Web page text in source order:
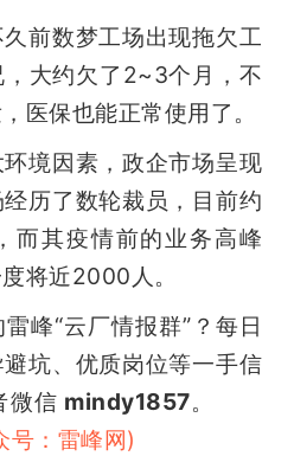
前数梦工场出现拖欠工
大约欠了2~3个月，不
医保也能正常使用了。
境因素，政企市场呈现
历了数轮裁员，目前约
而其疫情前的业务高峰
将近2000人。
峰“云厂情报群”？每日
坑、优质岗位等一手信
微信 mindy1857。
号：雷峰网)